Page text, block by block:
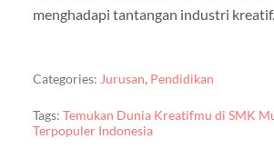
menghadapi tantangan industri kreatif.
Categories: Jurusan, Pendidikan
Tags: Temukan Dunia Kreatifmu di SMK
Terpopuler Indonesia